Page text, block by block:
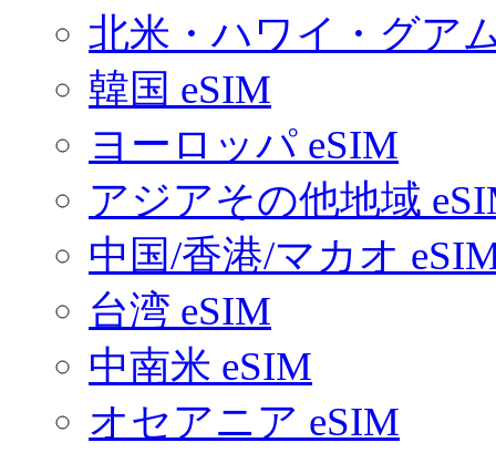
北米・ハワイ・グア
韓国 eSIM
ヨーロッパ eSIM
アジアその他地域
中国/香港/マカオ
台湾 eSIM
中南米 eSIM
オセアニア eSIM